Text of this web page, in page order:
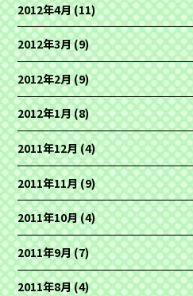
2012年4月(11)
2012年3月(9)
2012年2月(9)
2012年1月(8)
2011年12月(4)
2011年11月(9)
2011年10月(4)
2011年9月(7)
2011年8月(4)